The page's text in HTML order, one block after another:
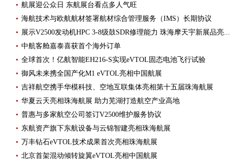
航展迎公众日 东航展台看点多人气旺
海航技术与欧航航材签署航材综合管理服务（IMS）长期协议
展示V2500发动机HPC 3-8级鼓SDR修理能力 珠海摩天宇新展品亮...
中航客舱嘉泰喜获首个海外订单
全球首次！亿航智能EH216-S实现eVTOL固态电池飞行试验
御风未来携全国产化M1 eVTOL亮相中国航展
吉祥航空携手华模科技、空地互联集体亮相第十五届珠海航展
华夏云天亮相珠海航展 助力芜湖打造航空产业高地
普惠与多家航空公司签订V2500维护服务协议
东航资产旗下东航设备与云锦智建亮相珠海航展
万丰钻石eVTOL技术成果首次亮相珠海航展
北京首架混动倾转旋翼eVTOL亮相中国航展